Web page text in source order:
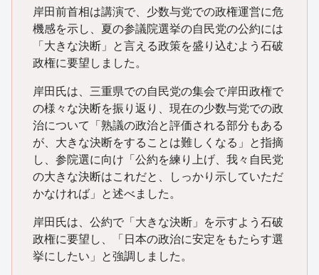
岸田前首相は講演で、少数与党での政権運営に危
機感を示し、夏の参議院選挙の自民党の公約には
「大きな決断」と言える政策を盛り込むよう石破
政権に要望しました。
岸田氏は、三重県での自民党の集会で岸田政権で
の様々な決断を振り返り、現在の少数与党での政
治について「熟議の政治と評価される部分もある
が、大きな決断をすることは難しくなる」と指摘
し、参院選に向け「公約を練り上げ、我々自民党
の大きな決断はこれだと、しっかり示していただ
かなければ」と述べました。
岸田氏は、公約で「大きな決断」を示すよう石破
政権に要望し、「日本の政治に安定をもたらす選
挙にしたい」と強調しました。